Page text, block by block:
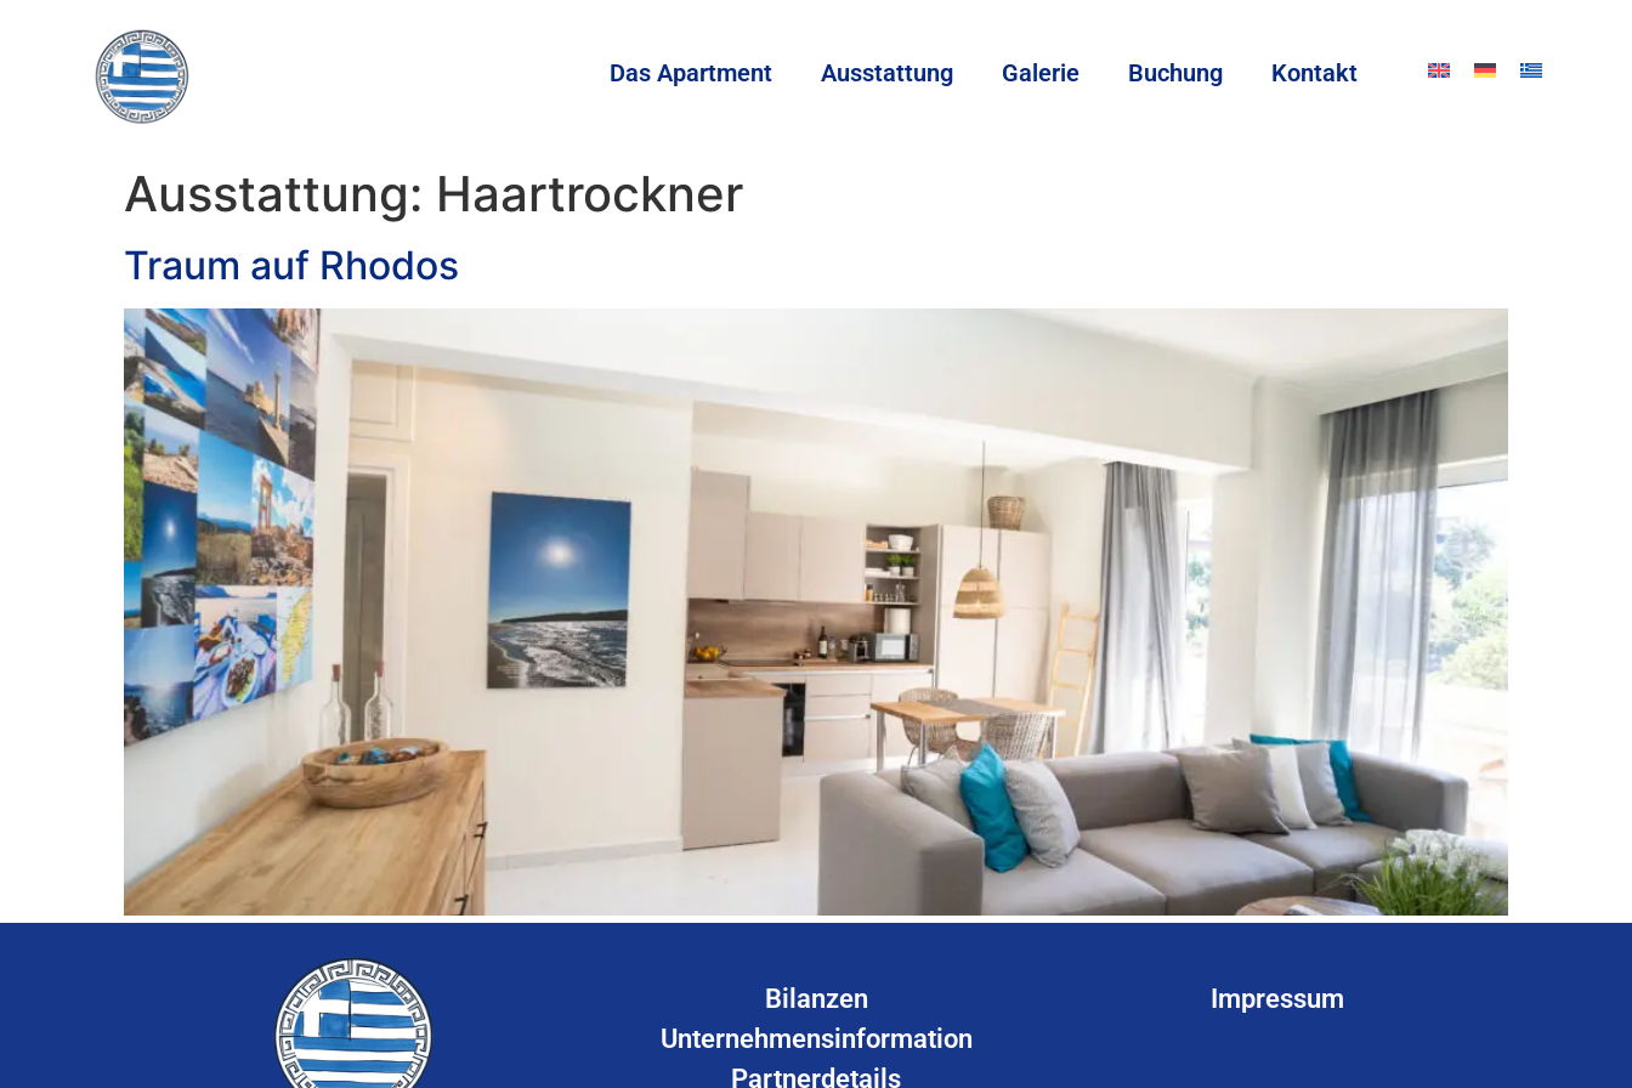
Das Apartment Ausstattung Galerie Buchung Kontakt
Ausstattung: Haartrockner
Traum auf Rhodos
Bilanzen
Unternehmensinformation
Partnerdetails
Impressum